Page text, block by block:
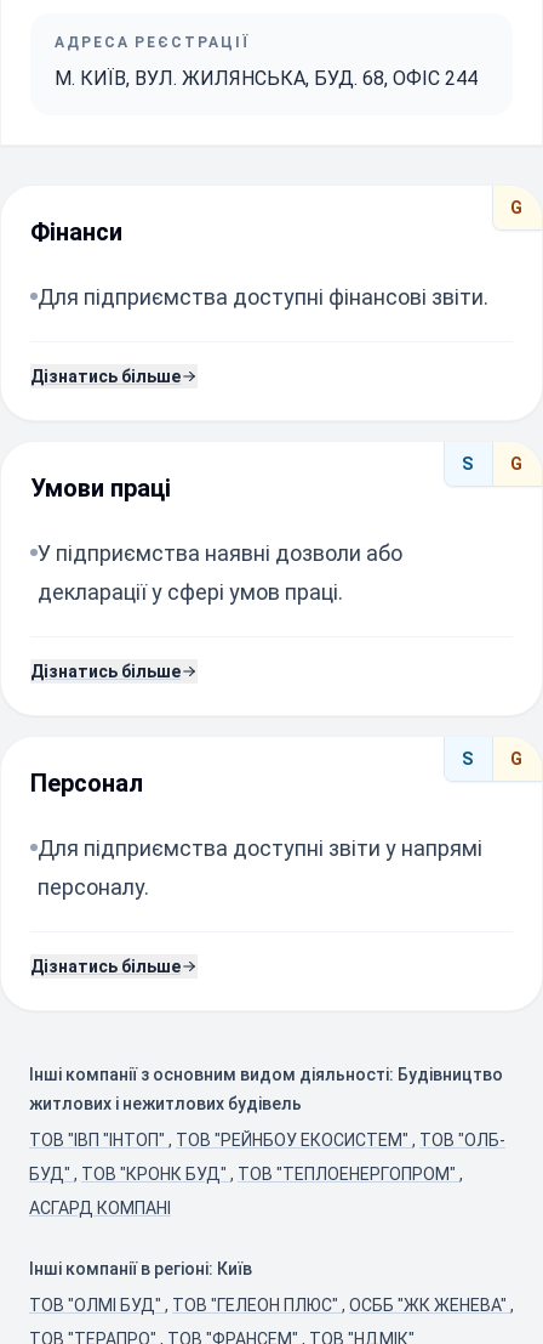
АДРЕСА РЕЄСТРАЦІЇ
М. КИЇВ, ВУЛ. ЖИЛЯНСЬКА, БУД. 68, ОФІС 244
G
Фінанси
Для підприємства доступні фінансові звіти.
Дізнатись більше
S G
Умови праці
У підприємства наявні дозволи або
декларації у сфері умов праці.
Дізнатись більше
S G
Персонал
Для підприємства доступні звіти у напрямі
персоналу.
Дізнатись більше
Інші компанії з основним видом діяльності: Будівництво
житлових і нежитлових будівель
ТОВ "ІВП "ІНТОП" , ТОВ "РЕЙНБОУ ЕКОСИСТЕМ" , ТОВ "ОЛБ-
БУД" , ТОВ "КРОНК БУД" , ТОВ "ТЕПЛОЕНЕРГОПРОМ" ,
АСГАРД КОМПАНІ
Інші компанії в регіоні: Київ
ТОВ "ОЛМІ БУД" , ТОВ "ГЕЛЕОН ПЛЮС" , ОСББ "ЖК ЖЕНЕВА" ,
ТОВ "ТЕРАПРО" , ТОВ "ФРАНСЕМ" , ТОВ "НДМІК"